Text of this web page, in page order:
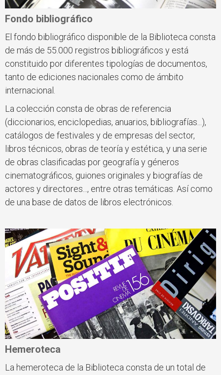
Fondo bibliográfico
El fondo bibliográfico disponible de la Biblioteca consta
de más de 55.000 registros bibliográficos y está
constituido por diferentes tipologías de documentos,
tanto de ediciones nacionales como de ámbito
internacional.
La colección consta de obras de referencia
(diccionarios, enciclopedias, anuarios, bibliografías...),
catálogos de festivales y de empresas del sector,
libros técnicos, obras de teoría y estética, y una serie
de obras clasificadas por geografía y géneros
cinematográficos, guiones originales y biografías de
actores y directores..., entre otras temáticas. Así como
de una base de datos de libros electrónicos.
Hemeroteca
La hemeroteca de la Biblioteca consta de un total de